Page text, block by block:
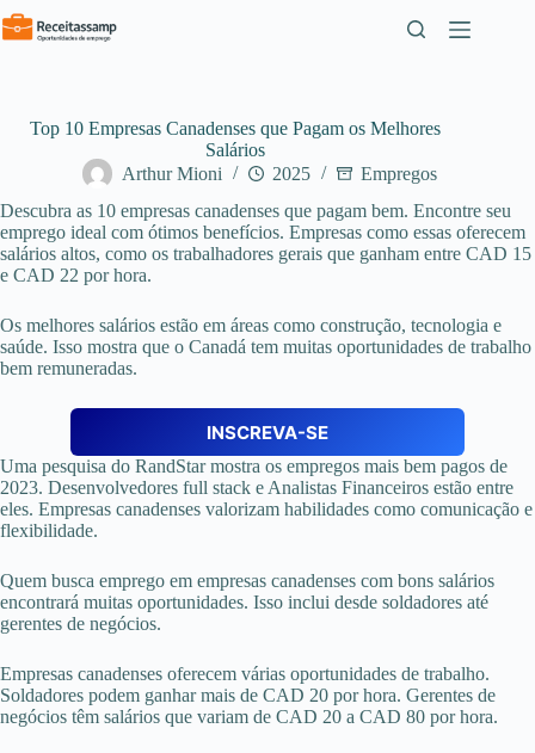
Pular
para
Top 10 Empresas Canadenses que Pagam os Melhores
Salários
Arthur Mioni
2025
Empregos
Descubra as 10 empresas canadenses que pagam bem. Encontre seu
emprego ideal com ótimos benefícios. Empresas como essas oferecem
salários altos, como os trabalhadores gerais que ganham entre CAD 15
e CAD 22 por hora.
Os melhores salários estão em áreas como construção, tecnologia e
saúde. Isso mostra que o Canadá tem muitas oportunidades de trabalho
bem remuneradas.
INSCREVA-SE
Uma pesquisa do RandStar mostra os empregos mais bem pagos de
2023. Desenvolvedores full stack e Analistas Financeiros estão entre
eles. Empresas canadenses valorizam habilidades como comunicação e
flexibilidade.
Quem busca emprego em empresas canadenses com bons salários
encontrará muitas oportunidades. Isso inclui desde soldadores até
gerentes de negócios.
Empresas canadenses oferecem várias oportunidades de trabalho.
Soldadores podem ganhar mais de CAD 20 por hora. Gerentes de
negócios têm salários que variam de CAD 20 a CAD 80 por hora.